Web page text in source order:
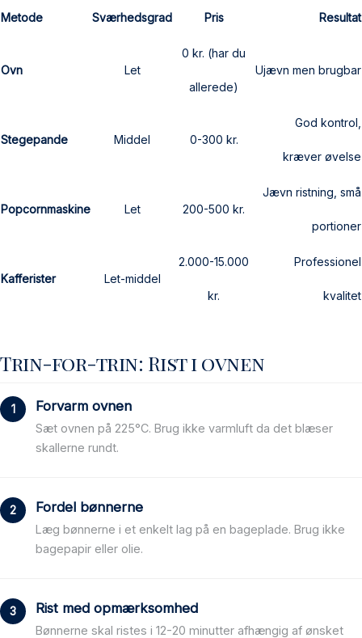
Metode Sværhedsgrad Pris Resultat
Ovn Let
0 kr. (har du
allerede)
Ujævn men brugbar
Stegepande Middel 0-300 kr.
God kontrol,
kræver øvelse
Popcornmaskine Let 200-500 kr.
Jævn ristning, små
portioner
Kafferister Let-middel
2.000-15.000
kr.
Professionel
kvalitet
Trin-for-trin: Rist i ovnen
Forvarm ovnen
Sæt ovnen på 225°C. Brug ikke varmluft da det blæser
skallerne rundt.
Fordel bønnerne
Læg bønnerne i et enkelt lag på en bageplade. Brug ikke
bagepapir eller olie.
Rist med opmærksomhed
Bønnerne skal ristes i 12-20 minutter afhængig af ønsket